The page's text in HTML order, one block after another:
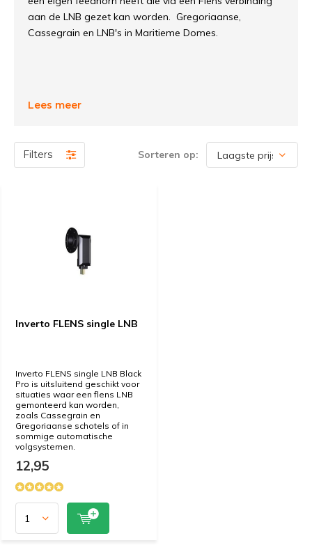
aan de LNB gezet kan worden. Gregoriaanse,
Cassegrain en LNB's in Maritieme Domes.
Lees meer
Filters Sorteren op:
Inverto FLENS single LNB
Inverto FLENS single LNB Black
Pro is uitsluitend geschikt voor
situaties waar een flens LNB
gemonteerd kan worden,
zoals Cassegrain en
Gregoriaanse schotels of in
sommige automatische
volgsystemen.
12,95